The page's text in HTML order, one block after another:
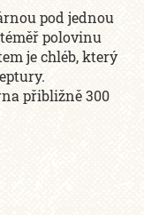
pod jednou
polovinu
je chléb, který
přibližně 300